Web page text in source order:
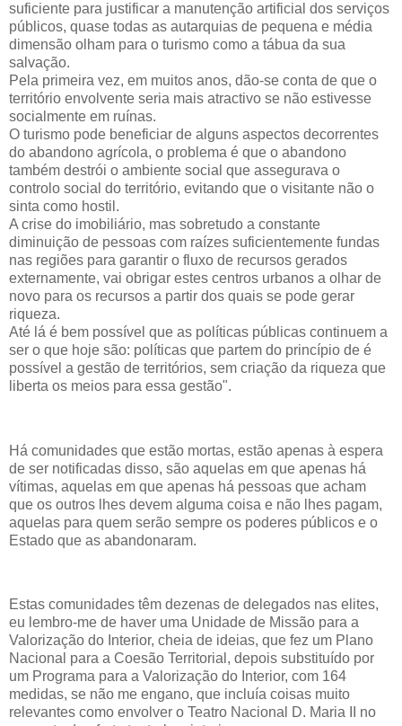
suficiente para justificar a manutenção artificial dos serviços
públicos, quase todas as autarquias de pequena e média
dimensão olham para o turismo como a tábua da sua
salvação.
Pela primeira vez, em muitos anos, dão-se conta de que o
território envolvente seria mais atractivo se não estivesse
socialmente em ruínas.
O turismo pode beneficiar de alguns aspectos decorrentes
do abandono agrícola, o problema é que o abandono
também destrói o ambiente social que assegurava o
controlo social do território, evitando que o visitante não o
sinta como hostil.
A crise do imobiliário, mas sobretudo a constante
diminuição de pessoas com raízes suficientemente fundas
nas regiões para garantir o fluxo de recursos gerados
externamente, vai obrigar estes centros urbanos a olhar de
novo para os recursos a partir dos quais se pode gerar
riqueza.
Até lá é bem possível que as políticas públicas continuem a
ser o que hoje são: políticas que partem do princípio de é
possível a gestão de territórios, sem criação da riqueza que
liberta os meios para essa gestão".
Há comunidades que estão mortas, estão apenas à espera
de ser notificadas disso, são aquelas em que apenas há
vítimas, aquelas em que apenas há pessoas que acham
que os outros lhes devem alguma coisa e não lhes pagam,
aquelas para quem serão sempre os poderes públicos e o
Estado que as abandonaram.
Estas comunidades têm dezenas de delegados nas elites,
eu lembro-me de haver uma Unidade de Missão para a
Valorização do Interior, cheia de ideias, que fez um Plano
Nacional para a Coesão Territorial, depois substituído por
um Programa para a Valorização do Interior, com 164
medidas, se não me engano, que incluía coisas muito
relevantes como envolver o Teatro Nacional D. Maria II no